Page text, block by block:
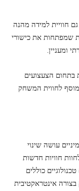
חוויית למידה מהנה
שמפתחות את כישורי
ומעניין.
בתחום הצעצועים
לחווית המשחק
עושה שינוי
חוויות חדשות
כוללים
אינטראקטיבית